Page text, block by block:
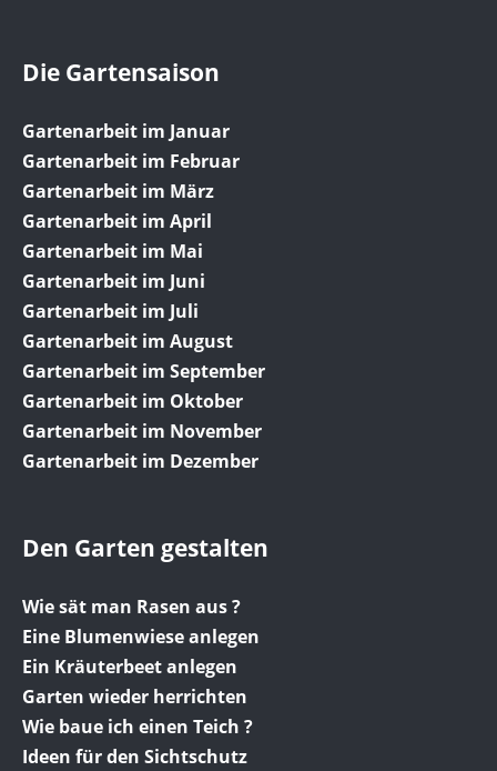
Die Gartensaison
Gartenarbeit im Januar
Gartenarbeit im Februar
Gartenarbeit im März
Gartenarbeit im April
Gartenarbeit im Mai
Gartenarbeit im Juni
Gartenarbeit im Juli
Gartenarbeit im August
Gartenarbeit im September
Gartenarbeit im Oktober
Gartenarbeit im November
Gartenarbeit im Dezember
Den Garten gestalten
Wie sät man Rasen aus ?
Eine Blumenwiese anlegen
Ein Kräuterbeet anlegen
Garten wieder herrichten
Wie baue ich einen Teich ?
Ideen für den Sichtschutz